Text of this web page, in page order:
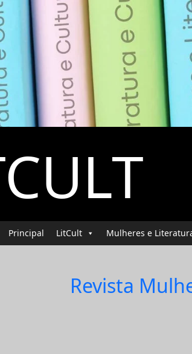
Principal LitCult Mulheres e
Revista